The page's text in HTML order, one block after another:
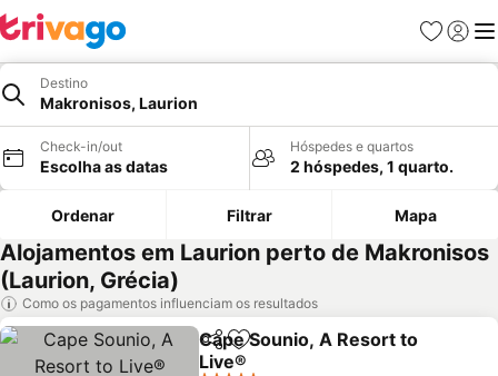
Favoritos
Iniciar
Destino
Makronisos, Laurion
Check-in/out
Escolha as datas
Hóspedes e quartos
2 hóspedes, 1 quarto.
Ordenar Filtrar Mapa
Alojamentos em Laurion perto de Makronisos
(Laurion, Grécia)
Como os pagamentos influenciam os resultados
PartilharAdicionar aos favoritos
Cape Sounio, A Resort to
Live®